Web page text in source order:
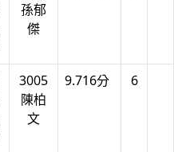
孫郁
傑
3005
陳柏
文
9.716分 6